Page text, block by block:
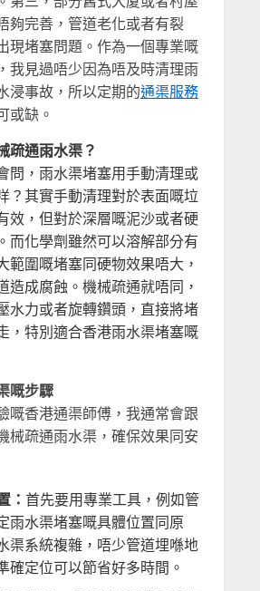
夠完善，管道老化或者有裂
現堵塞問題。作為一個專業嘅
我見過唔少因為唔及時清理雨
浸事故，所以定期的通渠服務
或缺。
疏通雨水渠？
問，雨水渠堵塞用手動清理或
？其實手動清理對於表面嘅垃
效，但對於深層嘅泥沙或者硬
而化學劑雖然可以溶解部分有
範圍嘅堵塞同硬物效果唔大，
造成腐蝕。機械疏通就唔同，
水力或者旋轉鑽頭，直接將堵
，特別適合香港雨水渠堵塞嘅
嘅步驟
嘅香港通渠師傅，我通常會跟
械疏通雨水渠，確保效果同安
： 首先要用專業工具，例如管
雨水渠堵塞嘅具體位置同原
渠系統複雜，唔少管道埋喺地
確定位可以節省好多時間。